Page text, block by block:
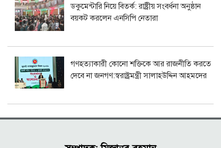
ডকুমেন্টারি নিয়ে বিতর্ক: রাষ্ট্রীয় সংবর্ধনা অনুষ্ঠান
বয়কট করলেন এনসিপি নেতারা
গণহত্যাকারী কোনো শক্তিকে আর রাজনীতি করতে
দেবে না জনগণ:স্বরাষ্ট্রমন্ত্রী সালাহউদ্দিন আহমদের